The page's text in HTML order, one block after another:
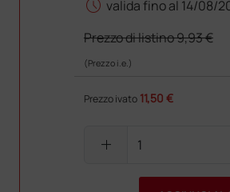
schedule valida fino al 14/08/
Prezzo di listino9,93 €
(Prezzo i.e.)
Prezzo ivato 11,50 €
add